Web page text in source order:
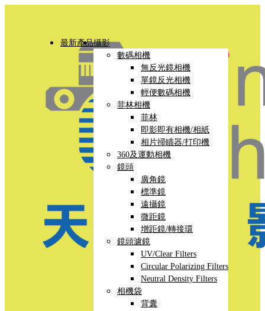
最新產品攝影
數碼相機
無反光鏡相機
單鏡反光相機
輕便數碼相機
菲林相機
菲林
即影即有相機/相紙
相片掃瞄器/打印機
360及運動相機
鏡頭
廣角鏡
標準鏡
遠攝鏡
微距鏡
增距鏡/轉接環
鏡頭濾鏡
UV/Clear Filters
Circular Polarizing Filters
Neutral Density Filters
相機袋
背囊